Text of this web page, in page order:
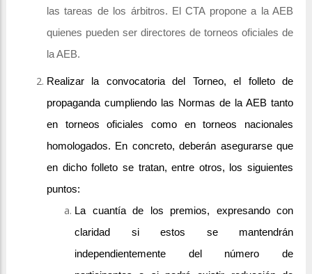
las tareas de los árbitros. El CTA propone a la AEB
quienes pueden ser directores de torneos oficiales de
la AEB.
Realizar la convocatoria del Torneo, el folleto de
propaganda cumpliendo las Normas de la AEB tanto
en torneos oficiales como en torneos nacionales
homologados. En concreto, deberán asegurarse que
en dicho folleto se tratan, entre otros, los siguientes
puntos:
La cuantía de los premios, expresando con
claridad si estos se mantendrán
independientemente del número de